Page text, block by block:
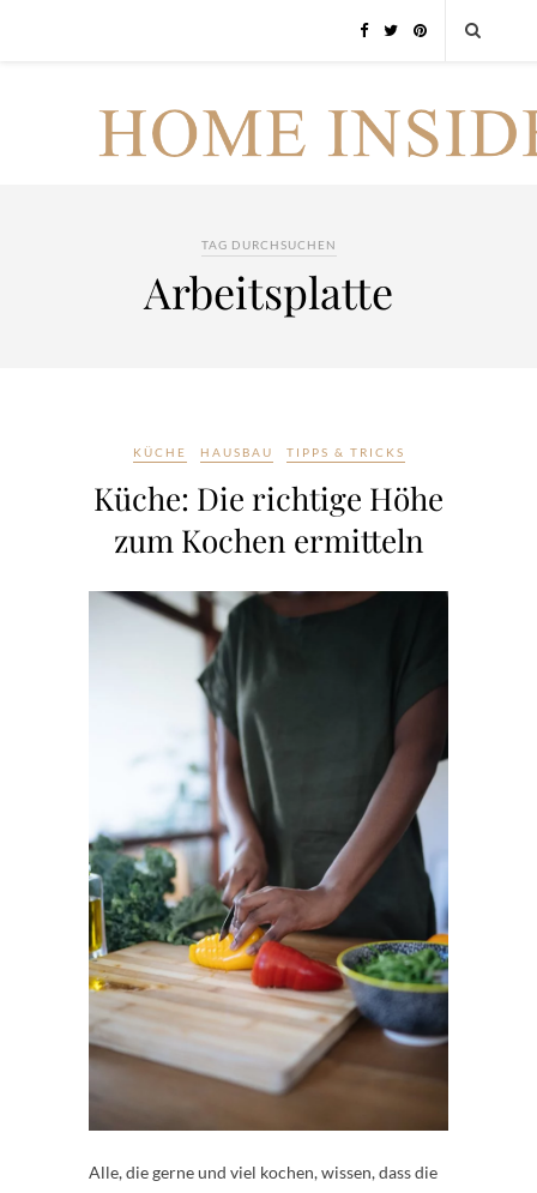
TAG DURCHSUCHEN
Arbeitsplatte
KÜCHE HAUSBAU TIPPS & TRICKS
Küche: Die richtige Höhe
zum Kochen ermitteln
Alle, die gerne und viel kochen, wissen, dass die